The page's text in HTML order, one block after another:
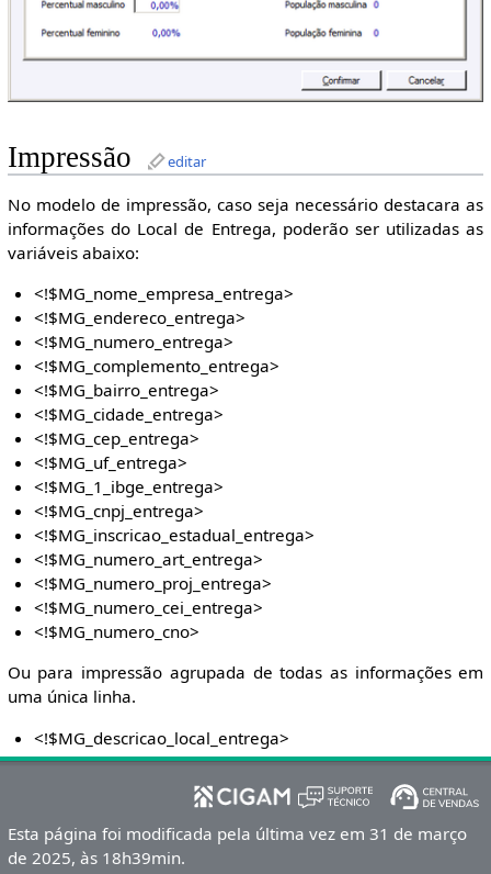
Impressão editar
No modelo de impressão, caso seja necessário destacara as
informações do Local de Entrega, poderão ser utilizadas as
variáveis abaixo:
<!$MG_nome_empresa_entrega>
<!$MG_endereco_entrega>
<!$MG_numero_entrega>
<!$MG_complemento_entrega>
<!$MG_bairro_entrega>
<!$MG_cidade_entrega>
<!$MG_cep_entrega>
<!$MG_uf_entrega>
<!$MG_1_ibge_entrega>
<!$MG_cnpj_entrega>
<!$MG_inscricao_estadual_entrega>
<!$MG_numero_art_entrega>
<!$MG_numero_proj_entrega>
<!$MG_numero_cei_entrega>
<!$MG_numero_cno>
Ou para impressão agrupada de todas as informações em
uma única linha.
<!$MG_descricao_local_entrega>
Esta página foi modificada pela última vez em 31 de março
de 2025, às 18h39min.